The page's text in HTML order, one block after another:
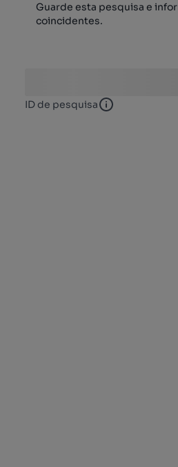
Guarde esta pesquisa e
coincidentes.
ID de pesquisa ID de pesquisa